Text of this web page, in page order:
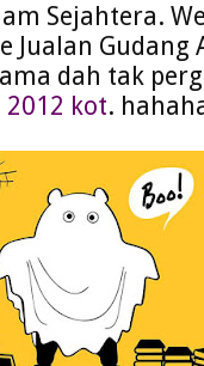
Sejahtera.
Jualan Gudang
dah tak
kot.